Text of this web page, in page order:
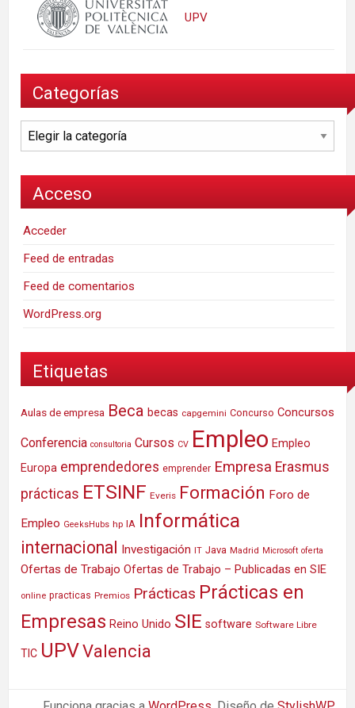
UPV
Categorías
Categorías
Acceso
Acceder
Feed de entradas
Feed de comentarios
WordPress.org
Etiquetas
Aulas de empresa Beca becas capgemini Concurso Concursos
Conferencia consultoria Cursos CV Empleo Empleo
Europa emprendedores emprender Empresa Erasmus
prácticas ETSINF Everis Formación Foro de
Empleo GeeksHubs hp IA Informática
internacional Investigación IT Java Madrid Microsoft oferta
Ofertas de Trabajo Ofertas de Trabajo – Publicadas en SIE
online practicas Premios Prácticas Prácticas en
Empresas Reino Unido SIE software Software Libre
TIC UPVValencia